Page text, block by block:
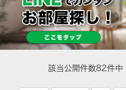
該当公開件数82件中